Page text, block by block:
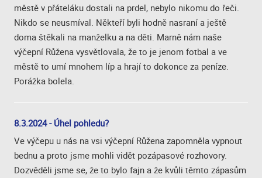
městě v přáteláku dostali na prdel, nebylo nikomu do řeči.
Nikdo se neusmíval. Někteří byli hodně nasraní a ještě
doma štěkali na manželku a na děti. Marně nám naše
výčepní Růžena vysvětlovala, že to je jenom fotbal a ve
městě to umí mnohem líp a hrají to dokonce za peníze.
Porážka bolela.
8.3.2024 - Úhel pohledu?
Ve výčepu u nás na vsi výčepní Růžena zapomněla vypnout
bednu a proto jsme mohli vidět pozápasové rozhovory.
Dozvěděli jsme se, že to bylo fajn a že kvůli těmto zápasům